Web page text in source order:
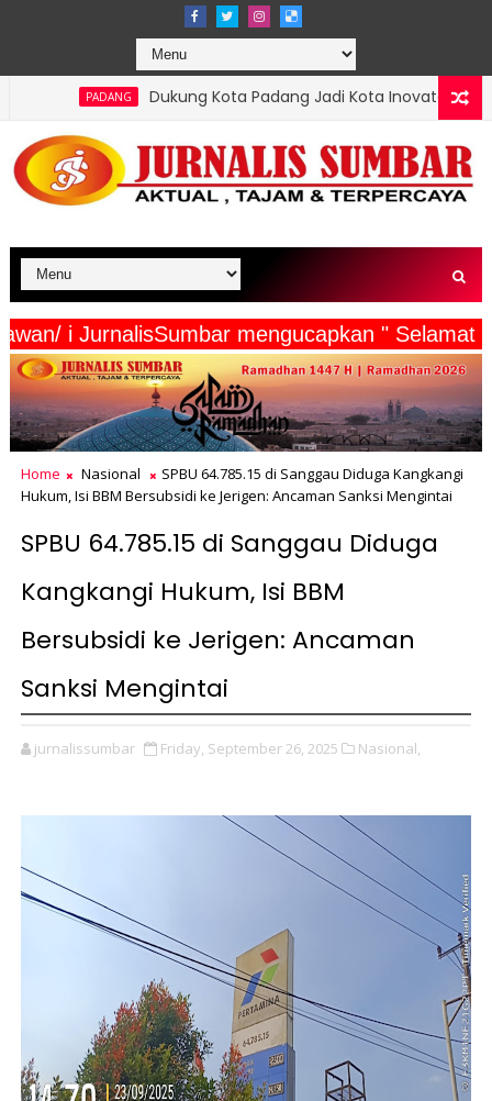
Dukung Kota Padang Jadi Kota Inovator, Kartu Registrasi
Wartawan/ i JurnalisSumbar mengucapkan "
Home Nasional
SPBU 64.785.15 di Sanggau Diduga Kangkangi
Hukum, Isi BBM Bersubsidi ke Jerigen: Ancaman Sanksi Mengintai
SPBU 64.785.15 di Sanggau Diduga
Kangkangi Hukum, Isi BBM
Bersubsidi ke Jerigen: Ancaman
Sanksi Mengintai
jurnalissumbar Friday, September 26, 2025 Nasional,